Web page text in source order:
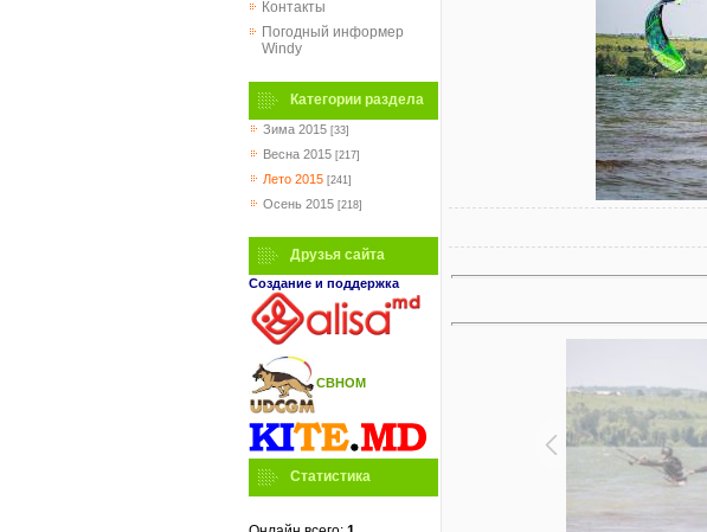
Контакты
Погодный информер
Windy
Категории раздела
Зима 2015 [33]
Весна 2015 [217]
Лето 2015 [241]
Осень 2015 [218]
Друзья сайта
Создание и поддержка
СВНОМ
Статистика